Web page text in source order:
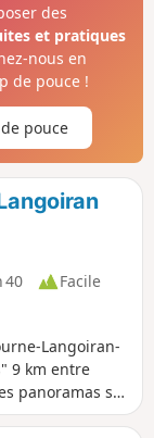
un joli
et petits
boisements
là, plusieurs
s'offriront à
des
et pratiques
nous en
de pouce !
pouce
40
Facile
Langoiran-
9 km entre
panoramas sur
tout en